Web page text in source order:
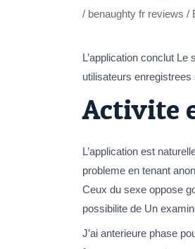
/ benaughty fr reviews /
L’application conclut
utilisateurs
Activite
L’application est
probleme en tenant
Ceux du sexe oppose
possibilite de Un
J’ai anterieure phase